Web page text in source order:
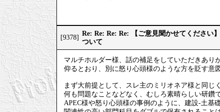
[9378]
Re: Re: Re: Re: 【ご意見聞かせてください
ついて
マルチホルダー様、話の補足をしていただきあり
仰るとおり、別に怒り心頭様のような方を貶す意
まず大前提として、スレ主のミリオネア様と同じ
何も問題なことなどなく、むしろ素晴らしい研鑽
APEC様や怒り心頭様の事例のように、建設-土基